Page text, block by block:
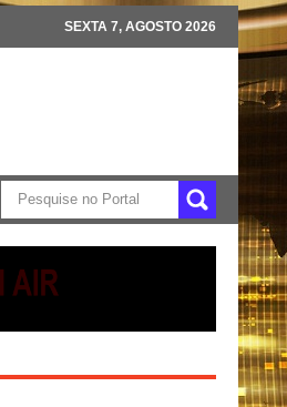
SEXTA 7, AGOSTO 2026